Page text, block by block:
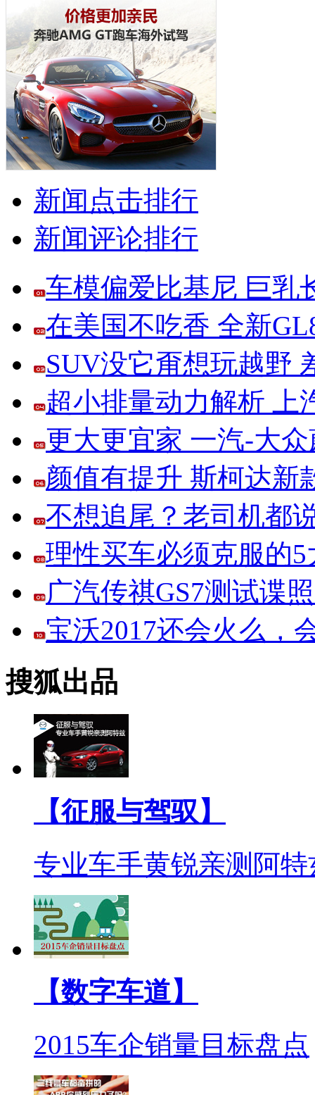
新闻点击排行
新闻评论排行
车模偏爱比基尼 巨乳
在美国不吃香 全新
SUV没它甭想玩越野
超小排量动力解析 上
更大更宜家 一汽-大
颜值有提升 斯柯达新
不想追尾？老司机都
理性买车必须克服的5
广汽传祺GS7测试谍
宝沃2017还会火么，
搜狐出品
【征服与驾驭】
专业车手黄锐亲测阿特
【数字车道】
2015车企销量目标盘点